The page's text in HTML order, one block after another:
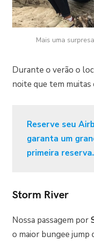
Mais uma
Durante o verão o
noite que tem muitas
Reserve seu
garanta um
primeira reserva.
Storm River
Nossa passagem por
o maior bungee jump